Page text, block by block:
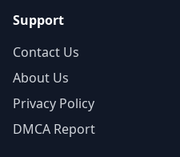
Support
Contact Us
About Us
Privacy Policy
DMCA Report